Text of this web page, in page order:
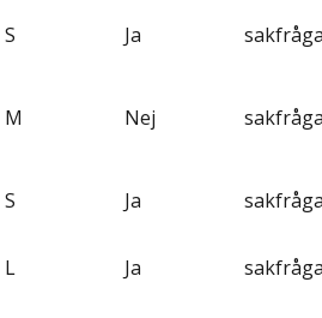
S Ja
M Nej
S Ja
L Ja